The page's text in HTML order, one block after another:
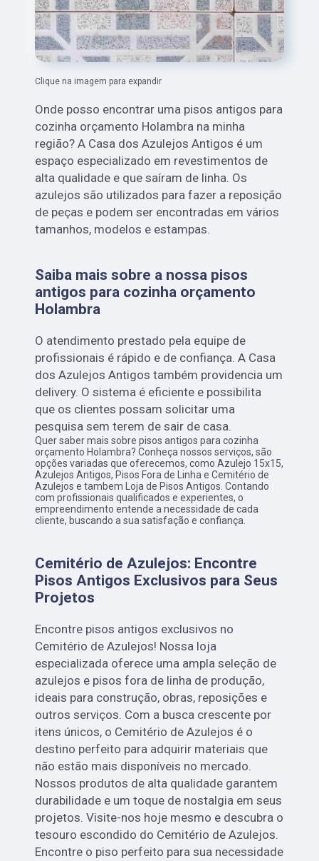
Clique na imagem para expandir
Onde posso encontrar uma pisos antigos para
cozinha orçamento Holambra na minha
região? A Casa dos Azulejos Antigos é um
espaço especializado em revestimentos de
alta qualidade e que saíram de linha. Os
azulejos são utilizados para fazer a reposição
de peças e podem ser encontradas em vários
tamanhos, modelos e estampas.
Saiba mais sobre a nossa pisos
antigos para cozinha orçamento
Holambra
O atendimento prestado pela equipe de
profissionais é rápido e de confiança. A Casa
dos Azulejos Antigos também providencia um
delivery. O sistema é eficiente e possibilita
que os clientes possam solicitar uma
pesquisa sem terem de sair de casa.
Quer saber mais sobre pisos antigos para cozinha
orçamento Holambra? Conheça nossos serviços, são
opções variadas que oferecemos, como Azulejo 15x15,
Azulejos Antigos, Pisos Fora de Linha e Cemitério de
Azulejos e tambem Loja de Pisos Antigos. Contando
com profissionais qualificados e experientes, o
empreendimento entende a necessidade de cada
cliente, buscando a sua satisfação e confiança.
Cemitério de Azulejos: Encontre
Pisos Antigos Exclusivos para Seus
Projetos
Encontre pisos antigos exclusivos no
Cemitério de Azulejos! Nossa loja
especializada oferece uma ampla seleção de
azulejos e pisos fora de linha de produção,
ideais para construção, obras, reposições e
outros serviços. Com a busca crescente por
itens únicos, o Cemitério de Azulejos é o
destino perfeito para adquirir materiais que
não estão mais disponíveis no mercado.
Nossos produtos de alta qualidade garantem
durabilidade e um toque de nostalgia em seus
projetos. Visite-nos hoje mesmo e descubra o
tesouro escondido do Cemitério de Azulejos.
Encontre o piso perfeito para sua necessidade